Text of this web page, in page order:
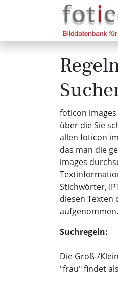
foticon
über die Sie
allen foticon
das man die
images
Stichwörter,
diesen Texten
aufgenommen.
Suchregeln:
Die Groß-/
"frau" findet